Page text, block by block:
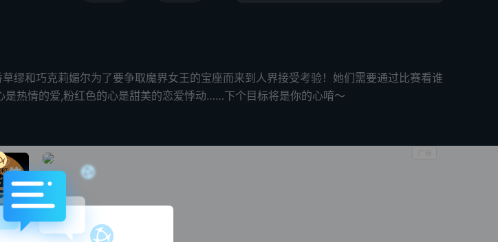
缪和巧克莉媚尔为了要争取魔界女王的宝座而来到人界接受考验！她们需要通过比赛看谁
热情的爱,粉红色的心是甜美的恋爱悸动……下个目标将是你的心唷～